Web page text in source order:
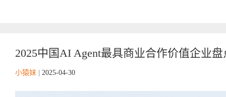
2025中国AI Agent最具商业合作价值企业盘
小猿妹 2025-04-30